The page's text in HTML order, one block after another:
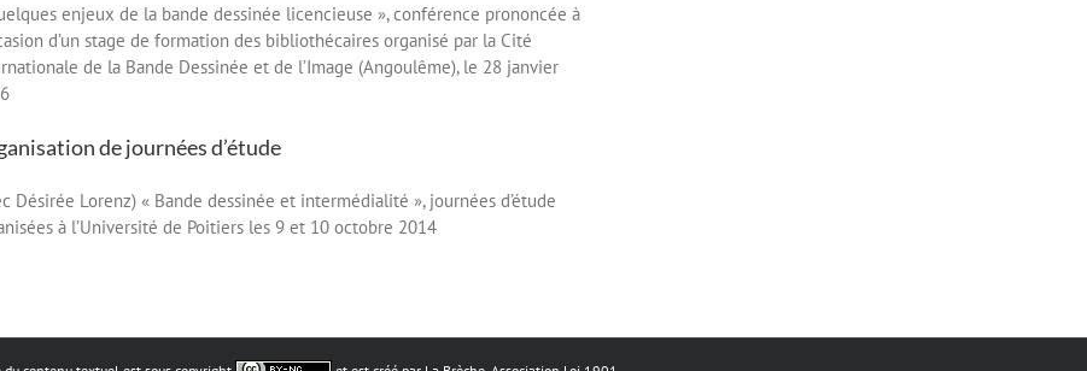
enjeux de la bande dessinée licencieuse », conférence prononcée à
d’un stage de formation des bibliothécaires organisé par la Cité
de la Bande Dessinée et de l’Image (Angoulême), le 28 janvier
de journées d’étude
Désirée Lorenz) « Bande dessinée et intermédialité », journées d’étude
à l’Université de Poitiers les 9 et 10 octobre 2014